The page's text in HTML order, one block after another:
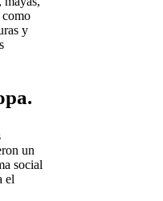
como
y
un
social
el